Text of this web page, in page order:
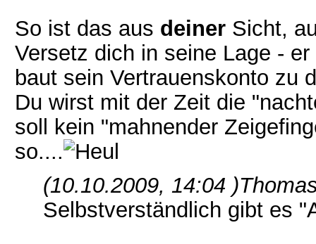
So ist das aus deiner Sicht,
Versetz dich in seine Lage -
baut sein Vertrauenskonto zu
Du wirst mit der Zeit die
soll kein "mahnender
so....
(10.10.2009, 14:04 )
Selbstverständlich gibt es